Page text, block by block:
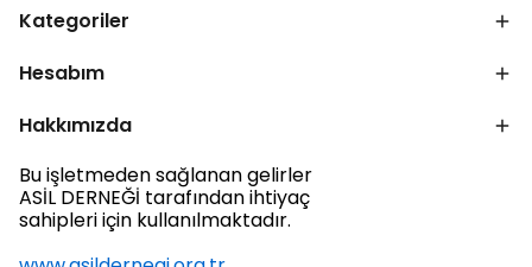
Kategoriler
Hesabım
Hakkımızda
Bu işletmeden sağlanan gelirler
ASİL DERNEĞİ tarafından ihtiyaç
sahipleri için kullanılmaktadır.